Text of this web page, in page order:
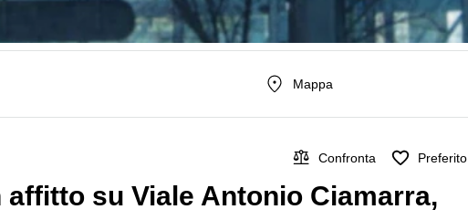
Mappa
Confronta Preferito
su Viale Antonio Ciamarra,